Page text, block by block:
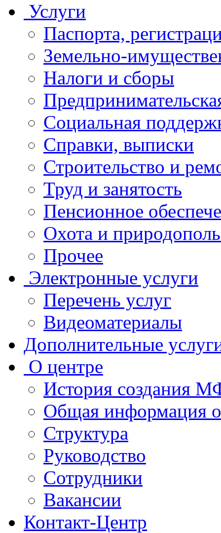
Услуги
Паспорта,
Земельно-
Налоги и сборы
Социальная
Справки, выписки
Строительство и
Труд и занятость
Пенсионное
Охота и
Прочее
Электронные услуги
Перечень услуг
Видеоматериалы
Дополнительные
О центре
История создания
Общая
Структура
Руководство
Сотрудники
Вакансии
Контакт-Центр